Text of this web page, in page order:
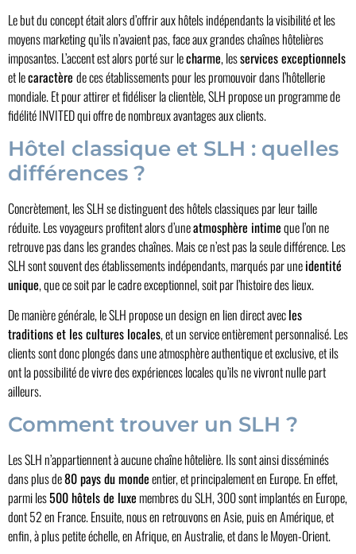
Le but du concept était alors d’offrir aux hôtels indépendants la visibilité et les
moyens marketing qu’ils n’avaient pas, face aux grandes chaînes hôtelières
imposantes. L’accent est alors porté sur lecharme, lesservices exceptionnels
et lecaractère de ces établissements pour les promouvoir dans l’hôtellerie
mondiale. Et pour attirer et fidéliser la clientèle, SLH propose un programme de
fidélité INVITED qui offre de nombreux avantages aux clients.
Hôtel classique et SLH : quelles
différences ?
Concrètement, les SLH se distinguent des hôtels classiques par leur taille
réduite. Les voyageurs profitent alors d’uneatmosphère intimeque l’on ne
retrouve pas dans les grandes chaînes. Mais ce n’est pas la seule différence. Les
SLH sont souvent des établissements indépendants, marqués par uneidentité
unique, que ce soit par le cadre exceptionnel, soit par l’histoire des lieux.
De manière générale, le SLH propose un design en lien direct avecles
traditions et les cultures locales, et un service entièrement personnalisé. Les
clients sont donc plongés dans une atmosphère authentique et exclusive, et ils
ont la possibilité de vivre des expériences locales qu’ils ne vivront nulle part
ailleurs.
Comment trouver un SLH ?
Les SLH n’appartiennent à aucune chaîne hôtelière. Ils sont ainsi disséminés
dans plus de80 pays du mondeentier, et principalement en Europe. En effet,
parmi les500 hôtels de luxemembres du SLH, 300 sont implantés en Europe,
dont 52 en France. Ensuite, nous en retrouvons en Asie, puis en Amérique, et
enfin, à plus petite échelle, en Afrique, en Australie, et dans le Moyen-Orient.